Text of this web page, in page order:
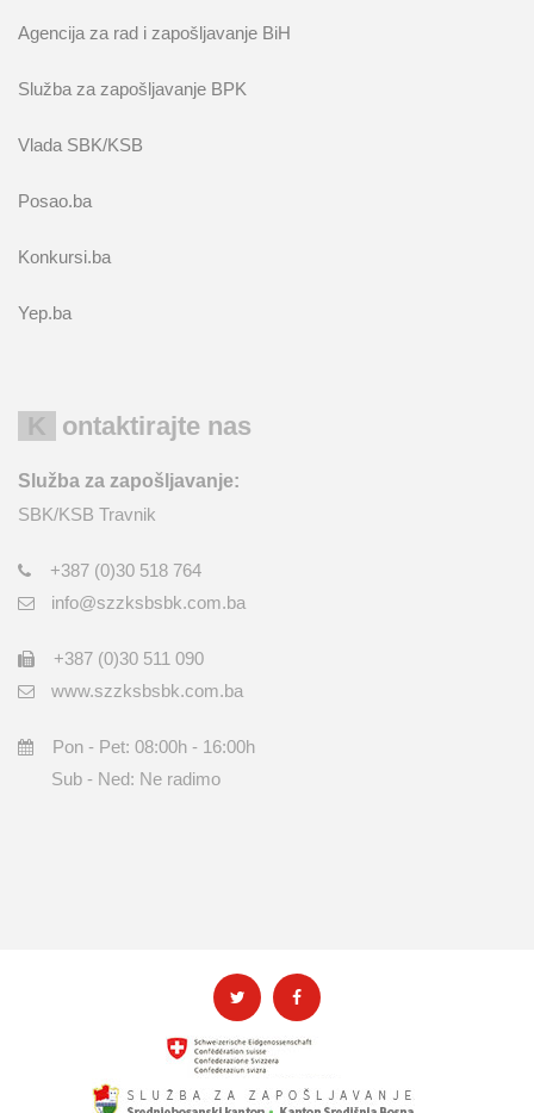
Agencija za rad i zapošljavanje BiH
Služba za zapošljavanje BPK
Vlada SBK/KSB
Posao.ba
Konkursi.ba
Yep.ba
Kontaktirajte nas
Služba za zapošljavanje:
SBK/KSB Travnik
+387 (0)30 518 764
info@szzksbsbk.com.ba
+387 (0)30 511 090
www.szzksbsbk.com.ba
Pon - Pet: 08:00h - 16:00h
Sub - Ned: Ne radimo